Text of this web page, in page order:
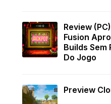
Review
Fusion
Builds Sem
Do Jogo
Preview